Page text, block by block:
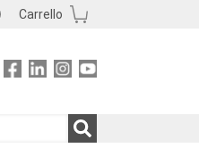
Carrello